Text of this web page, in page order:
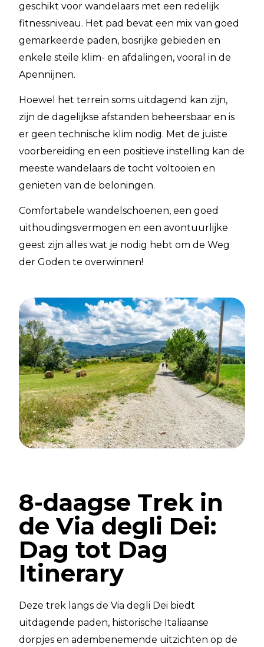
geschikt voor wandelaars met een redelijk
fitnessniveau. Het pad bevat een mix van goed
gemarkeerde paden, bosrijke gebieden en
enkele steile klim- en afdalingen, vooral in de
Apennijnen.
Hoewel het terrein soms uitdagend kan zijn,
zijn de dagelijkse afstanden beheersbaar en is
er geen technische klim nodig. Met de juiste
voorbereiding en een positieve instelling kan de
meeste wandelaars de tocht voltooien en
genieten van de beloningen.
Comfortabele wandelschoenen, een goed
uithoudingsvermogen en een avontuurlijke
geest zijn alles wat je nodig hebt om de Weg
der Goden te overwinnen!
8-daagse Trek in
de Via degli Dei:
Dag tot Dag
Itinerary
Deze trek langs de Via degli Dei biedt
uitdagende paden, historische Italiaanse
dorpjes en adembenemende uitzichten op de